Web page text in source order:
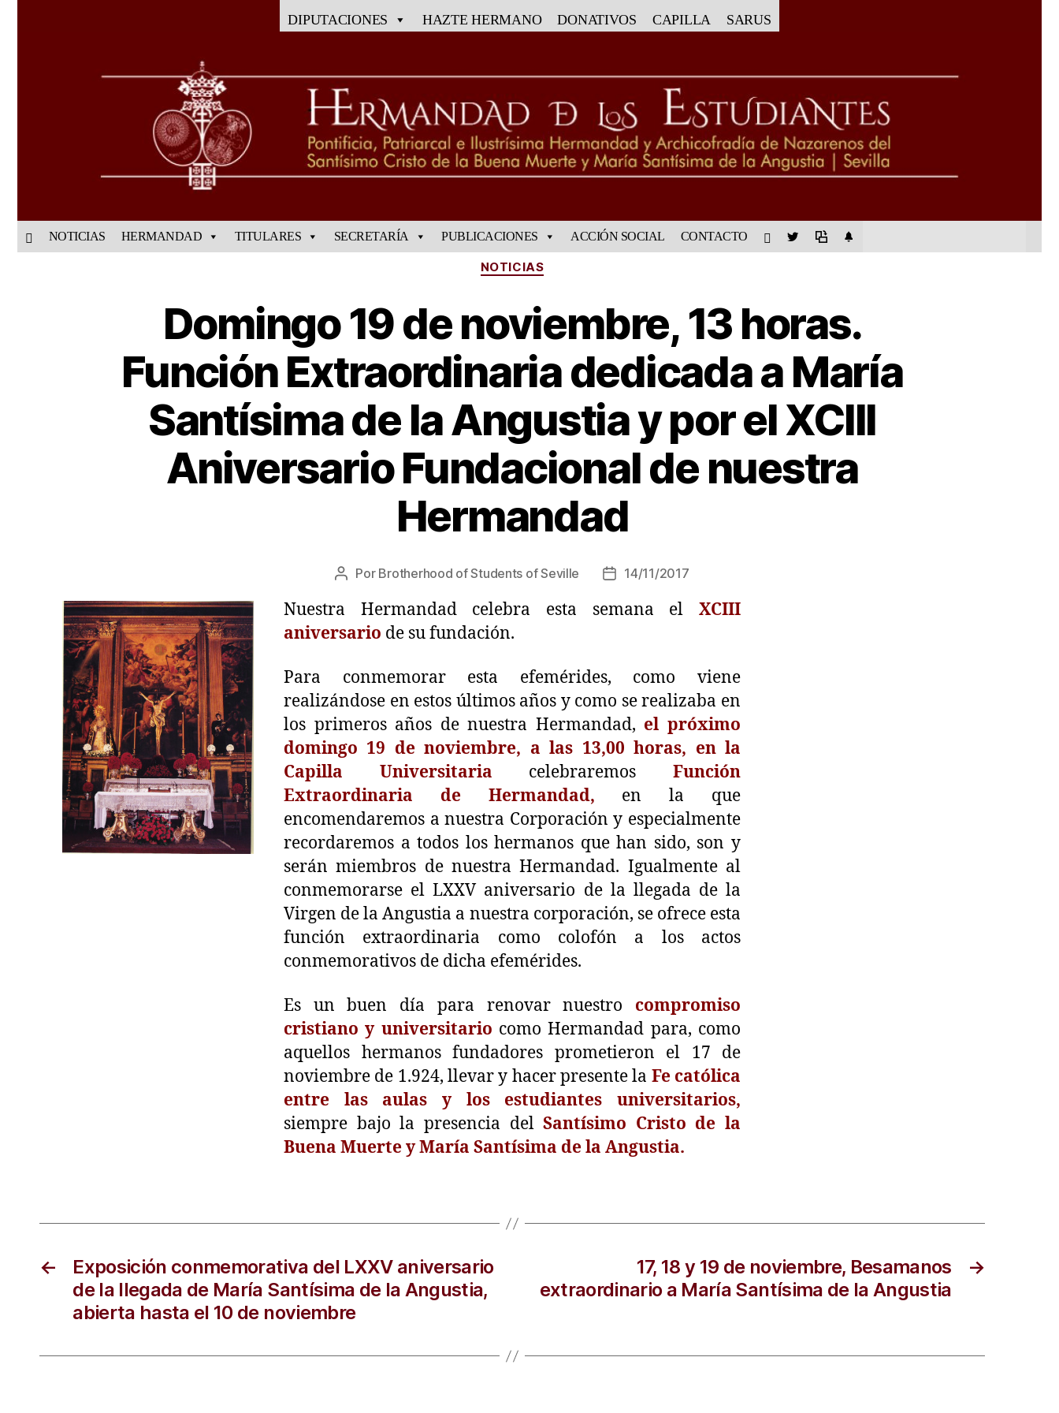
DIPUTACIONES HAZTE HERMANO DONATIVOS CAPILLA SARUS
NOTICIAS HERMANDAD TITULARES SECRETARÍA PUBLICACIONES ACCIÓN SOCIAL CONTACTO
NOTICIAS
Domingo 19 de noviembre, 13 horas.
Función Extraordinaria dedicada a María
Santísima de la Angustia y por el XCIII
Aniversario Fundacional de nuestra
Hermandad
Por Brotherhood of Students of Seville 14/11/2017
Nuestra Hermandad celebra esta semana el XCIII
aniversario de su fundación.
Para conmemorar esta efemérides, como viene
realizándose en estos últimos años y como se realizaba en
los primeros años de nuestra Hermandad, el próximo
domingo 19 de noviembre, a las 13,00 horas, en la
Capilla Universitaria celebraremos Función
Extraordinaria de Hermandad, en la que
encomendaremos a nuestra Corporación y especialmente
recordaremos a todos los hermanos que han sido, son y
serán miembros de nuestra Hermandad. Igualmente al
conmemorarse el LXXV aniversario de la llegada de la
Virgen de la Angustia a nuestra corporación, se ofrece esta
función extraordinaria como colofón a los actos
conmemorativos de dicha efemérides.
Es un buen día para renovar nuestro compromiso
cristiano y universitario como Hermandad para, como
aquellos hermanos fundadores prometieron el 17 de
noviembre de 1.924, llevar y hacer presente la Fe católica
entre las aulas y los estudiantes universitarios,
siempre bajo la presencia delSantísimo Cristo de la
Buena Muerte y María Santísima de la Angustia.
←
Exposición conmemorativa del LXXV aniversario
de la llegada de María Santísima de la Angustia,
abierta hasta el 10 de noviembre
→
17, 18 y 19 de noviembre, Besamanos
extraordinario a María Santísima de la Angustia